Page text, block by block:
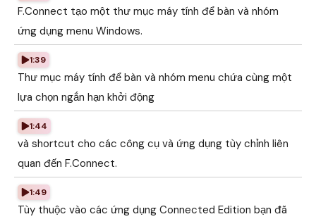
F.Connect tạo một thư mục máy tính để bàn và nhóm
ứng dụng menu Windows.
1:39
Thư mục máy tính để bàn và nhóm menu chứa cùng một
lựa chọn ngắn hạn khởi động
1:44
và shortcut cho các công cụ và ứng dụng tùy chỉnh liên
quan đến F.Connect.
1:49
Tùy thuộc vào các ứng dụng Connected Edition bạn đã